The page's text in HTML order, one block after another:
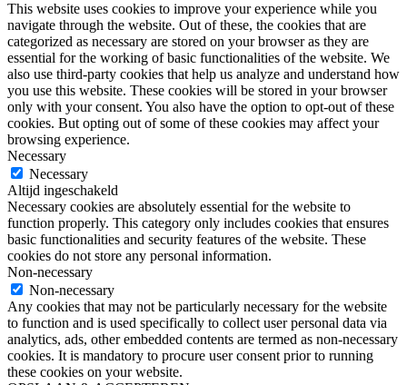
This website uses cookies to improve your experience while you
navigate through the website. Out of these, the cookies that are
categorized as necessary are stored on your browser as they are
essential for the working of basic functionalities of the website. We
also use third-party cookies that help us analyze and understand how
you use this website. These cookies will be stored in your browser
only with your consent. You also have the option to opt-out of these
cookies. But opting out of some of these cookies may affect your
browsing experience.
Necessary
Necessary
Altijd ingeschakeld
Necessary cookies are absolutely essential for the website to
function properly. This category only includes cookies that ensures
basic functionalities and security features of the website. These
cookies do not store any personal information.
Non-necessary
Non-necessary
Any cookies that may not be particularly necessary for the website
to function and is used specifically to collect user personal data via
analytics, ads, other embedded contents are termed as non-necessary
cookies. It is mandatory to procure user consent prior to running
these cookies on your website.